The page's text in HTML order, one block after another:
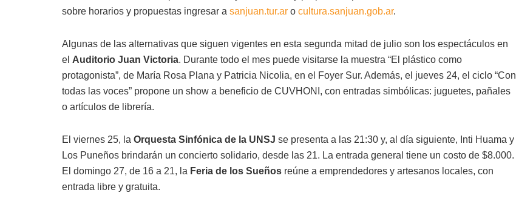
sobre horarios y propuestas ingresar a sanjuan.tur.ar o cultura.sanjuan.gob.ar.
Algunas de las alternativas que siguen vigentes en esta segunda mitad de julio son los espectáculos en
el Auditorio Juan Victoria. Durante todo el mes puede visitarse la muestra “El plástico como
protagonista”, de María Rosa Plana y Patricia Nicolia, en el Foyer Sur. Además, el jueves 24, el ciclo “Con
todas las voces” propone un show a beneficio de CUVHONI, con entradas simbólicas: juguetes, pañales
o artículos de librería.
El viernes 25, la Orquesta Sinfónica de la UNSJ se presenta a las 21:30 y, al día siguiente, Inti Huama y
Los Puneños brindarán un concierto solidario, desde las 21. La entrada general tiene un costo de $8.000.
El domingo 27, de 16 a 21, la Feria de los Sueños reúne a emprendedores y artesanos locales, con
entrada libre y gratuita.